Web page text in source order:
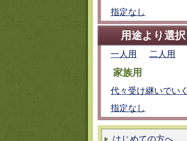
指定なし
用途より選択
一人用 二人用
家族用
代々受け継いでいく
指定なし
はじめての方へ